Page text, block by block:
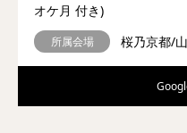
オケ月 付き)
所属会場 桜乃京都/